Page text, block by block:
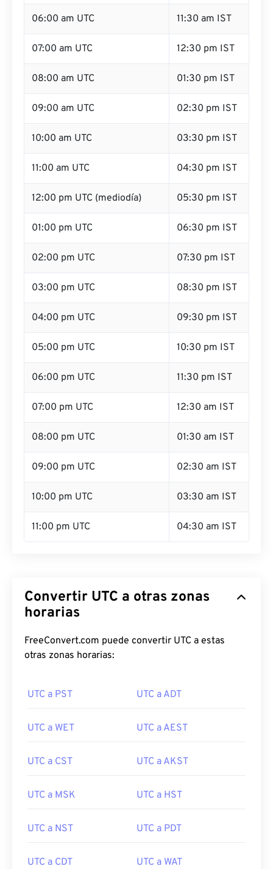
06:00 am UTC 11:30 am IST
07:00 am UTC 12:30 pm IST
08:00 am UTC 01:30 pm IST
09:00 am UTC 02:30 pm IST
10:00 am UTC 03:30 pm IST
11:00 am UTC 04:30 pm IST
12:00 pm UTC (mediodía) 05:30 pm IST
01:00 pm UTC 06:30 pm IST
02:00 pm UTC 07:30 pm IST
03:00 pm UTC 08:30 pm IST
04:00 pm UTC 09:30 pm IST
05:00 pm UTC 10:30 pm IST
06:00 pm UTC 11:30 pm IST
07:00 pm UTC 12:30 am IST
08:00 pm UTC 01:30 am IST
09:00 pm UTC 02:30 am IST
10:00 pm UTC 03:30 am IST
11:00 pm UTC 04:30 am IST
Convertir UTC a otras zonas
horarias
FreeConvert.com puede convertir UTC a estas
otras zonas horarias:
UTC a PST UTC a ADT
UTC a WET UTC a AEST
UTC a CST UTC a AKST
UTC a MSK UTC a HST
UTC a NST UTC a PDT
UTC a CDT UTC a WAT